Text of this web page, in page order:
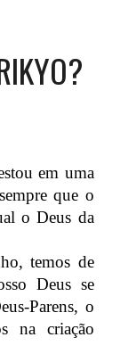
em uma
que o
o Deus da
temos de
Deus se
Parens, o
na criação